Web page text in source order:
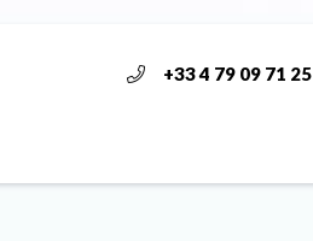
+33 4 79 09 71 25